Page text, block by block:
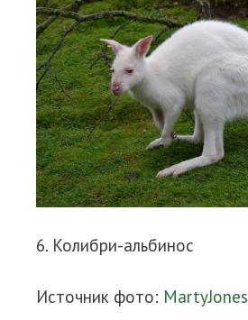
6. Колибри-альбинос
Источник фото: MartyJones